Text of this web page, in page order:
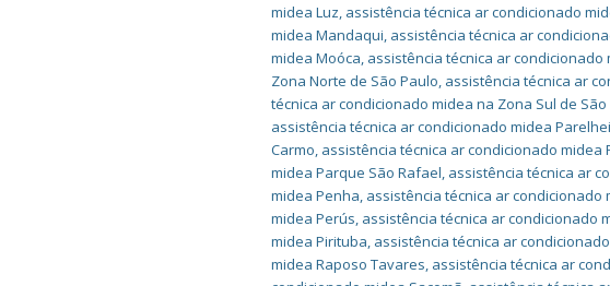
midea Luz, assistência técnica ar condicionado
midea Mandaqui, assistência técnica ar
midea Moóca, assistência técnica ar condicionado
Zona Norte de São Paulo, assistência técnica ar
técnica ar condicionado midea na Zona Sul de São
assistência técnica ar condicionado midea
Carmo, assistência técnica ar condicionado midea
midea Parque São Rafael, assistência técnica ar
midea Penha, assistência técnica ar condicionado
midea Perús, assistência técnica ar condicionado
midea Pirituba, assistência técnica ar
midea Raposo Tavares, assistência técnica ar